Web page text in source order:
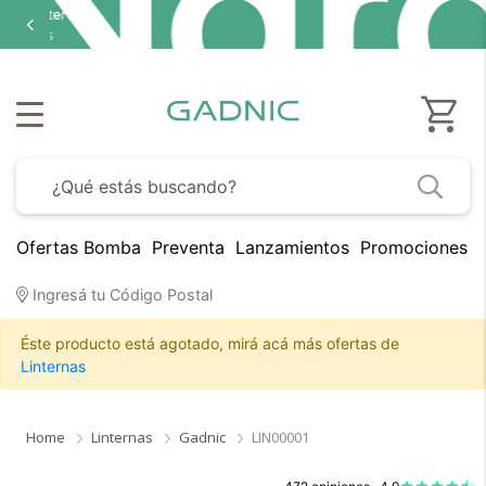
Ofertas Bomba Preventa Lanzamientos Promociones
Ingresá tu Código Postal
Éste producto está agotado, mirá acá más ofertas de
Linternas
Home Linternas Gadnic LIN00001